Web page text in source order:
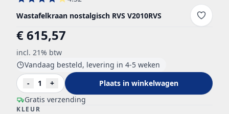
Wastafelkraan nostalgisch RVS V2010RVS
€ 615,57
incl. 21% btw
Gratis verzending
Vandaag besteld, levering in 4-5 weken
-
1 + Plaats in winkelwagen
KLEUR